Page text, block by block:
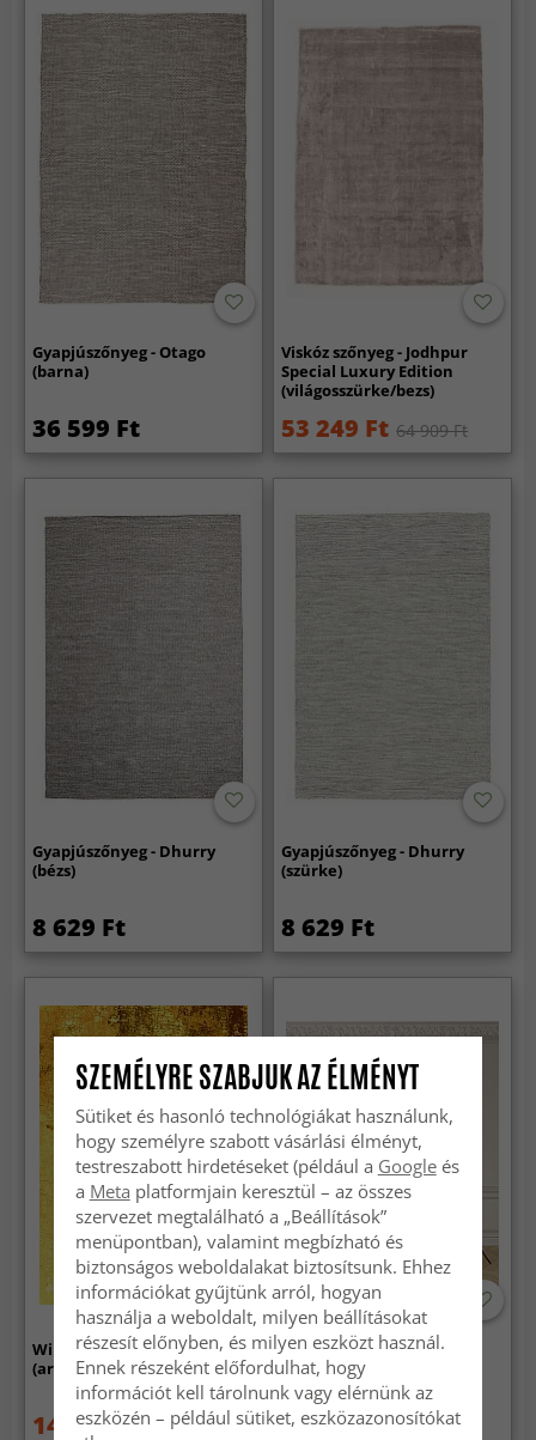
Gyapjúszőnyeg - Otago
(barna)
36 599 Ft
Viskóz szőnyeg - Jodhpur
Special Luxury Edition
(világosszürke/bezs)
53 249 Ft 64 909 Ft
Gyapjúszőnyeg - Dhurry
(bézs)
8 629 Ft
Gyapjúszőnyeg - Dhurry
(szürke)
8 629 Ft
Wilton szőnyeg - Salitto
(arany)
14 959 Ft 19 949 Ft
Gyapjúszőnyeg - Otago
(szürke/fekete)
36 599 Ft
SZEMÉLYRE SZABJUK AZ ÉLMÉNYT
Sütiket és hasonló technológiákat használunk,
hogy személyre szabott vásárlási élményt,
testreszabott hirdetéseket (például a Googleés
a Meta platformjain keresztül – az összes
szervezet megtalálható a „Beállítások”
menüpontban), valamint megbízható és
biztonságos weboldalakat biztosítsunk. Ehhez
információkat gyűjtünk arról, hogyan
használja a weboldalt, milyen beállításokat
részesít előnyben, és milyen eszközt használ.
Ennek részeként előfordulhat, hogy
információt kell tárolnunk vagy elérnünk az
eszközén – például sütiket, eszközazonosítókat